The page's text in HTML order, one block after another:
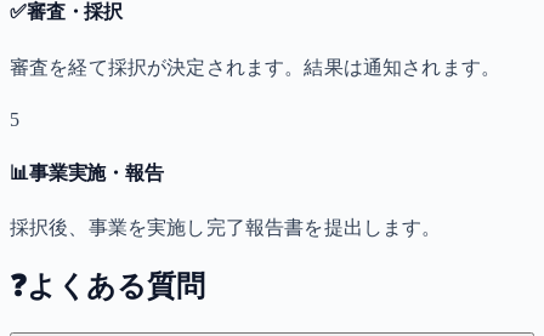
✅審査・採択
審査を経て採択が決定されます。結果は通知されます。
5
📊事業実施・報告
採択後、事業を実施し完了報告書を提出します。
❓よくある質問